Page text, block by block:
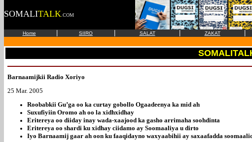
SOMALITALK .COM
Home SIIRO SALAT ZAKAT
Barnaamijkii Radio Xoriyo
25 Mar. 2005
Roobabkii Gu’ga oo ka curtay gobollo Ogaadeenya ka mid ah
Suxufiyiin Oromo ah oo la xidhxidhay
Eritereya oo diiday inay wada-xaajood ka gasho arrimaha soohdinta
Eritereya oo shardi ku xidhay ciidamo ay Soomaaliya u dirto
Iyo Barnaamij gaar ah oon ku faaqidayno waxyaabihii ay saxaafadda